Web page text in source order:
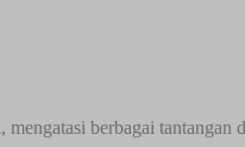
berbagai